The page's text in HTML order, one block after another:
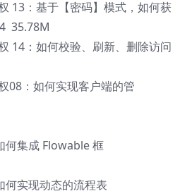
：基于【密码】模式，如何获
35.78M
：如何校验、刷新、删除访问
：如何实现客户端的管
集成 Flowable 框
实现动态的流程表